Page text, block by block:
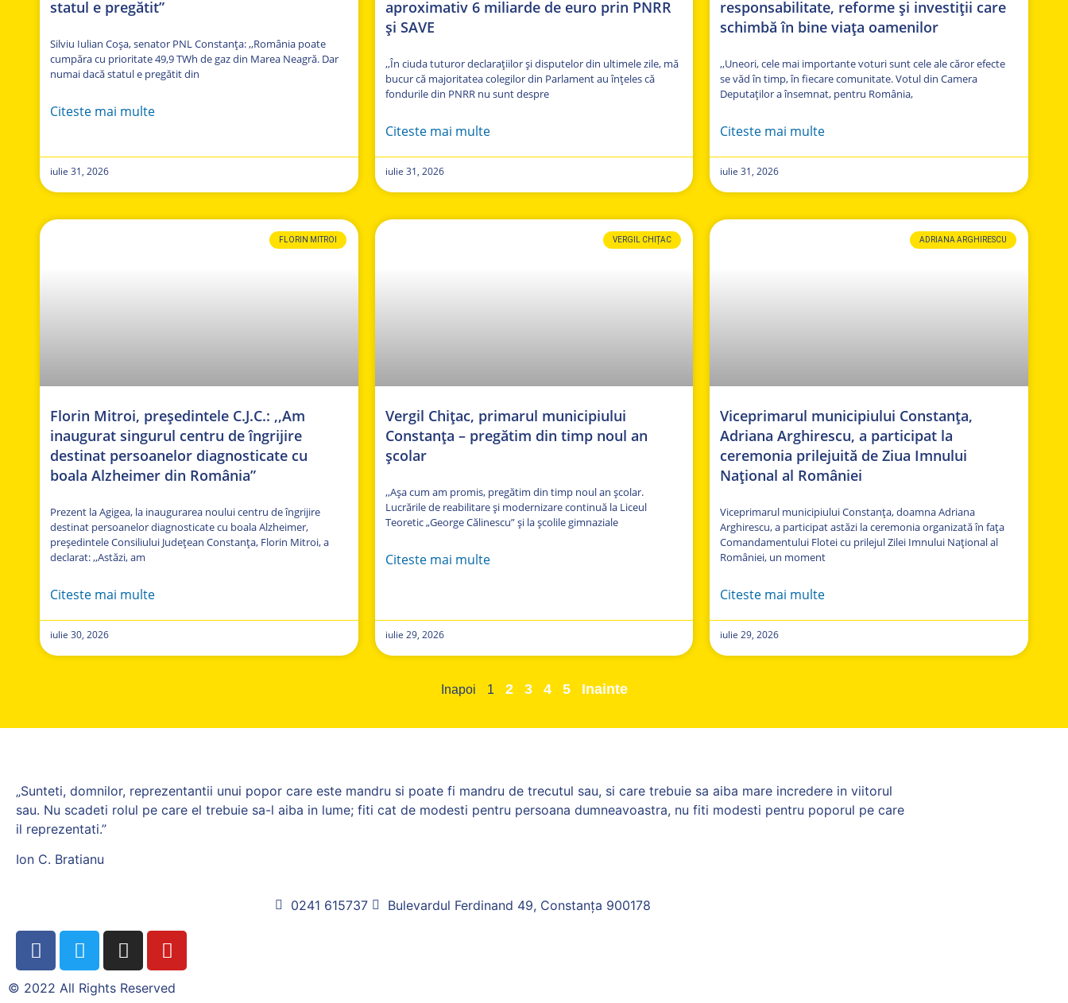
statul e pregătit”
Silviu Iulian Coșa, senator PNL Constanța: ,,România poate
cumpăra cu prioritate 49,9 TWh de gaz din Marea Neagră. Dar
numai dacă statul e pregătit din
Citeste mai multe
iulie 31, 2026
aproximativ 6 miliarde de euro prin PNRR
și SAVE
,,În ciuda tuturor declarațiilor și disputelor din ultimele zile, mă
bucur că majoritatea colegilor din Parlament au înțeles că
fondurile din PNRR nu sunt despre
Citeste mai multe
iulie 31, 2026
responsabilitate, reforme și investiții care
schimbă în bine viața oamenilor
,,Uneori, cele mai importante voturi sunt cele ale căror efecte
se văd în timp, în fiecare comunitate. Votul din Camera
Deputaților a însemnat, pentru România,
Citeste mai multe
iulie 31, 2026
FLORIN MITROI
Florin Mitroi, președintele C.J.C.: ,,Am
inaugurat singurul centru de îngrijire
destinat persoanelor diagnosticate cu
boala Alzheimer din România”
Prezent la Agigea, la inaugurarea noului centru de îngrijire
destinat persoanelor diagnosticate cu boala Alzheimer,
președintele Consiliului Județean Constanța, Florin Mitroi, a
declarat: ,,Astăzi, am
Citeste mai multe
iulie 30, 2026
VERGIL CHIȚAC
Vergil Chițac, primarul municipiului
Constanța – pregătim din timp noul an
școlar
,,Așa cum am promis, pregătim din timp noul an școlar.
Lucrările de reabilitare și modernizare continuă la Liceul
Teoretic „George Călinescu” și la școlile gimnaziale
Citeste mai multe
iulie 29, 2026
ADRIANA ARGHIRESCU
Viceprimarul municipiului Constanța,
Adriana Arghirescu, a participat la
ceremonia prilejuită de Ziua Imnului
Național al României
Viceprimarul municipiului Constanța, doamna Adriana
Arghirescu, a participat astăzi la ceremonia organizată în fața
Comandamentului Flotei cu prilejul Zilei Imnului Național al
României, un moment
Citeste mai multe
iulie 29, 2026
Inapoi 1 2 3 4 5 Inainte
„Sunteti, domnilor, reprezentantii unui popor care este mandru si poate fi mandru de trecutul sau, si care trebuie sa aiba mare incredere in viitorul
sau. Nu scadeti rolul pe care el trebuie sa-l aiba in lume; fiti cat de modesti pentru persoana dumneavoastra, nu fiti modesti pentru poporul pe care
il reprezentati.”
Ion C. Bratianu
0241 615737 Bulevardul Ferdinand 49, Constanța 900178
© 2022 All Rights Reserved